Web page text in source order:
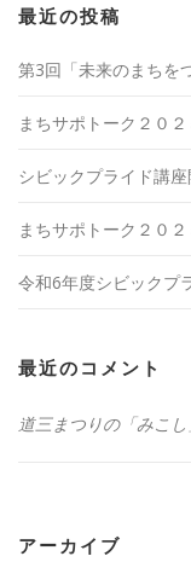
最近の投稿
第3回「未来のまちを
まちサポトーク２０
シビックプライド講座
まちサポトーク２０
令和6年度シビックプ
最近のコメント
道三まつりの「みこ
アーカイブ